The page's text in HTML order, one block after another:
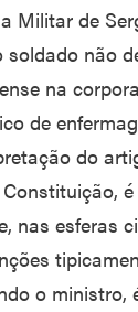
Militar de
soldado não
na
de
do
nas esferas
o ministro,